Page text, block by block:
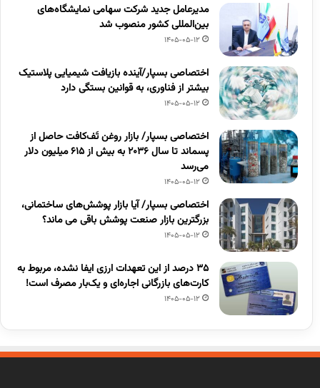
مدیرعامل جدید شرکت سهامی نمایشگاه‌های
بین‌المللی کشور منصوب شد
1405-05-12
اختصاصی بسپار/آینده بازیافت شیمیایی پلاستیک
بیشتر از فناوری، به قوانین بستگی دارد
1405-05-12
اختصاصی بسپار/ بازار روغن تَف‌کافت حاصل از
پسماند تا سال ۲۰۳۶ به بیش از ۶۱۵ میلیون دلار
می‌رسد
1405-05-12
اختصاصی بسپار/ آیا بازار پوشش‌های ساختمانی،
بزرگترین بازار صنعت پوشش باقی می ماند؟
1405-05-12
۳۵ درصد از این تعهدات ارزی ایفا نشده، مربوط به
کارت‌های بازرگانی اجاره‌ای و یک‌بار مصرف است!
1405-05-12